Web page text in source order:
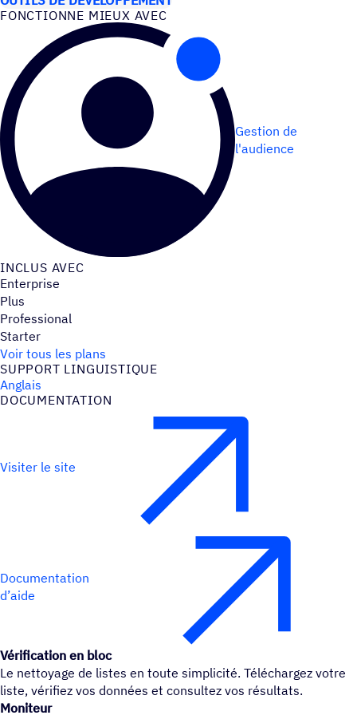
FONC­TIONNE MIEUX AVEC
Gestion de
l'audience
INCLUS AVEC
Enterprise
Plus
Professional
Starter
Voir tous les plans
SUPPORT LINGUIS­TIQUE
Anglais
DOCU­MEN­TA­TION
Visiter le site
Documentation
d’aide
Vérification en bloc
Le nettoyage de listes en toute simplicité. Téléchargez votre
liste, vérifiez vos données et consultez vos résultats.
Moniteur